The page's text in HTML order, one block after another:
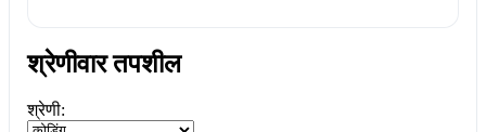
श्रेणीवार तपशील
श्रेणी: